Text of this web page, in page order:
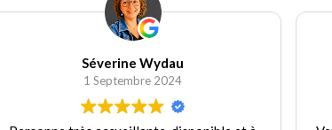
Séverine Wydau
1 Septembre 2024